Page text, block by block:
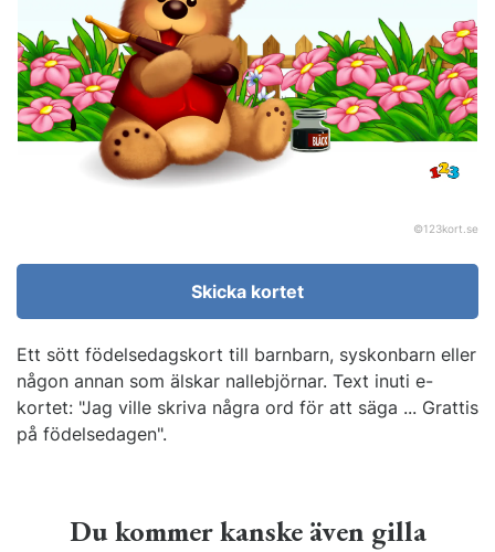
©123kort.se
Skicka kortet
Ett sött födelsedagskort till barnbarn, syskonbarn eller
någon annan som älskar nallebjörnar. Text inuti e-
kortet: "Jag ville skriva några ord för att säga ... Grattis
på födelsedagen".
Du kommer kanske även gilla